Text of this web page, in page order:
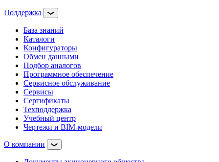
Поддержка
База знаний
Каталоги
Конфигураторы
Обмен данными
Подбор аналогов
Программное обеспечение
Сервисное обслуживание
Сервисы
Сертификаты
Техподдержка
Учебный центр
Чертежи и BIM-модели
О компании